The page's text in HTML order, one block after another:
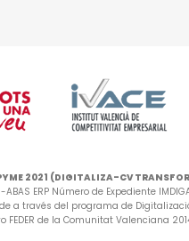
2021 (DIGITALIZA-CV
ABAS ERP Número de
través del programa de
de la Comunitat Valenciana